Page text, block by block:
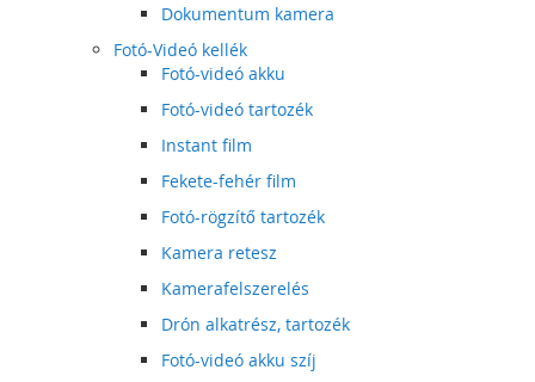
Dokumentum kamera
Fotó-Videó kellék
Fotó-videó akku
Fotó-videó tartozék
Instant film
Fekete-fehér film
Fotó-rögzítő tartozék
Kamera retesz
Kamerafelszerelés
Drón alkatrész, tartozék
Fotó-videó akku szíj